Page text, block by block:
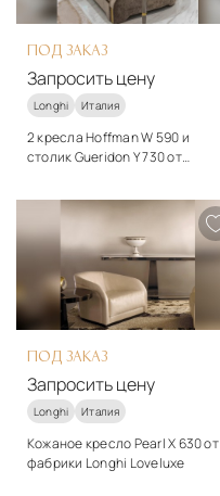
ПОД ЗАКАЗ
Запросить цену
Longhi Италия
2 кресла Hoffman W 590 и
столик Gueridon Y 730 от
арт-деко
Подробнее
Запросить цену
ПОД ЗАКАЗ
Запросить цену
Longhi Италия
Кожаное кресло Pearl X 630 от
фабрики Longhi Loveluxe